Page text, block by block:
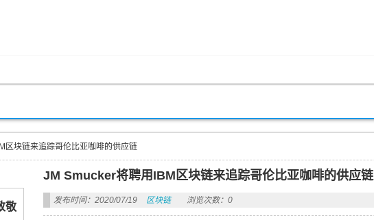
区块链来追踪哥伦比亚咖啡的供应链
敬
JM Smucker将聘用IBM区块链来追踪哥伦比亚咖啡的供应链
发布时间：2020/07/19 区块链 浏览次数：0